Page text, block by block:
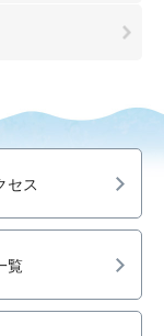
セス
覧